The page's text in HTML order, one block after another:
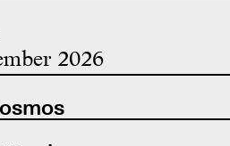
2026